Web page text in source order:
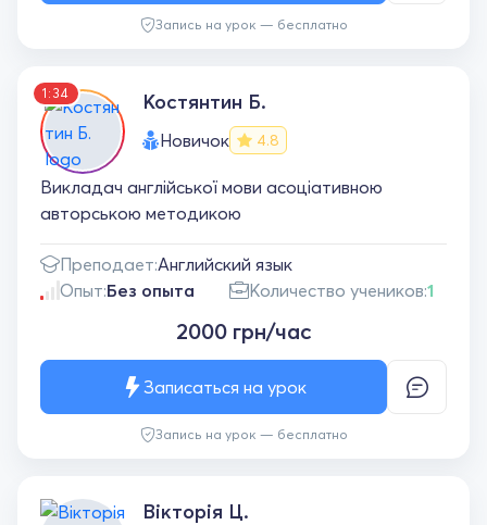
Запись на урок — бесплатно
1:34 Костянтин Б.
Новичок 4.8
Викладач англійської мови асоціативною
авторською методикою
Преподает:Английский язык
Опыт:Без опыта Количество учеников:1
2000 грн/час
Запись на урок — бесплатно
Записаться на урок
Вікторія Ц.